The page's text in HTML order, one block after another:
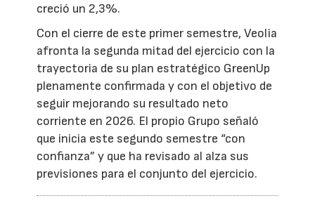
creció un 2,3%.
Con el cierre de este primer semestre, Veolia
afronta la segunda mitad del ejercicio con la
trayectoria de su plan estratégico GreenUp
plenamente confirmada y con el objetivo de
seguir mejorando su resultado neto
corriente en 2026. El propio Grupo señaló
que inicia este segundo semestre “con
confianza” y que ha revisado al alza sus
previsiones para el conjunto del ejercicio.